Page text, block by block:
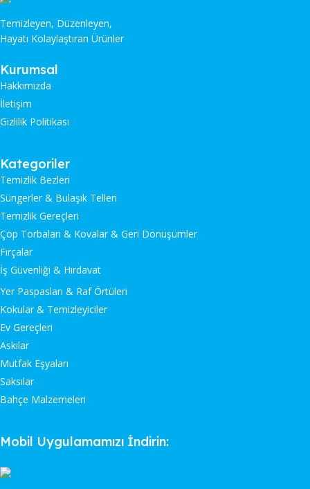
Temizleyen, Düzenleyen,
Hayatı Kolaylaştıran Ürünler
Kurumsal
Hakkımızda
İletişim
Gizlilik Politikası
Kategoriler
Temizlik Bezleri
Süngerler & Bulaşık Telleri
Temizlik Gereçleri
Çöp Torbaları & Kovalar & Geri Dönüşümler
Fırçalar
İş Güvenliği & Hırdavat
Yer Paspasları & Raf Örtüleri
Kokular & Temizleyiciler
Ev Gereçleri
Askılar
Mutfak Eşyaları
Saksılar
Bahçe Malzemeleri
Mobil Uygulamamızı İndirin: